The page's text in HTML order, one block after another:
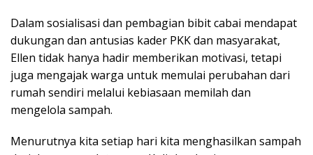
Dalam sosialisasi dan pembagian bibit cabai mendapat
dukungan dan antusias kader PKK dan masyarakat,
Ellen tidak hanya hadir memberikan motivasi, tetapi
juga mengajak warga untuk memulai perubahan dari
rumah sendiri melalui kebiasaan memilah dan
mengelola sampah.
Menurutnya kita setiap hari kita menghasilkan sampah